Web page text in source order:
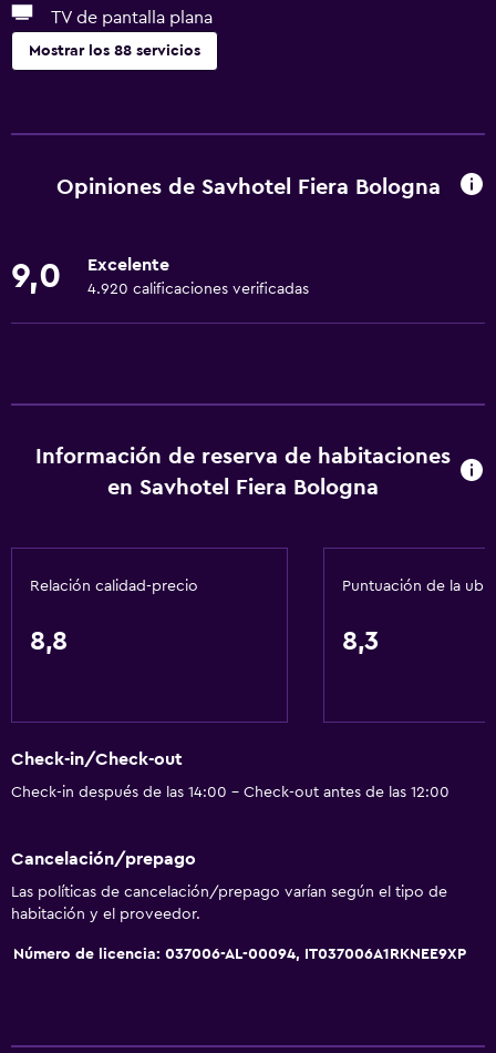
TV de pantalla plana
Mostrar los 88 servicios
Unidad accesible para personas en silla de ruedas
Mascotas permitidas bajo consulta (pueden aplicar cargos
Ducha adaptada para silla de ruedas
Para no fumadores
Almohada sin plumas
Áreas designadas para fumadores
Wifi gratis
Internet
Toallas
Extinguidor
Champú
Alarma de humo
Acondicionador
Opiniones de Savhotel Fiera Bologna
9,0 Excelente
4.920 calificaciones verificadas
Información de reserva de habitaciones
en Savhotel Fiera Bologna
Relación calidad-precio
8,8
Puntuación de la
8,3
Check-in/Check-out
Check-in después de las 14:00 - Check-out antes de las 12:00
Cancelación/prepago
Las políticas de cancelación/prepago varían según el tipo de
habitación y el proveedor.
Número de licencia: 037006-AL-00094, IT037006A1RKNEE9XP